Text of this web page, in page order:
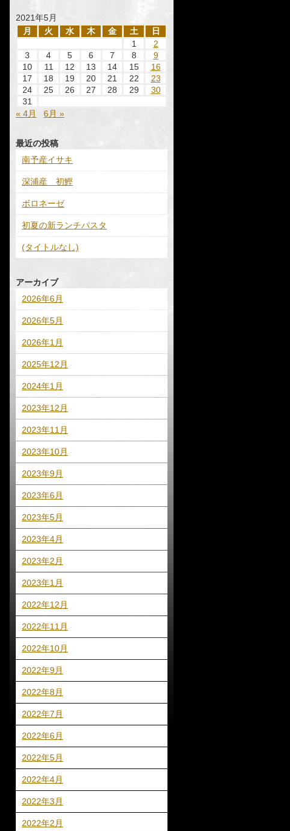
2021年5月
月
火 水 木 金 土
日
1
2
3
4 5 6 7 8
9
10
11 12 13 14 15
16
17
18 19 20 21 22
23
24
25 26 27 28 29
30
31
« 4月
6月 »
最近の投稿
南予産イサキ
深浦産 初鰹
ボロネーゼ
初夏の新ランチパスタ
(タイトルなし)
アーカイブ
2026年6月
2026年5月
2026年1月
2025年12月
2024年1月
2023年12月
2023年11月
2023年10月
2023年9月
2023年6月
2023年5月
2023年4月
2023年2月
2023年1月
2022年12月
2022年11月
2022年10月
2022年9月
2022年8月
2022年7月
2022年6月
2022年5月
2022年4月
2022年3月
2022年2月